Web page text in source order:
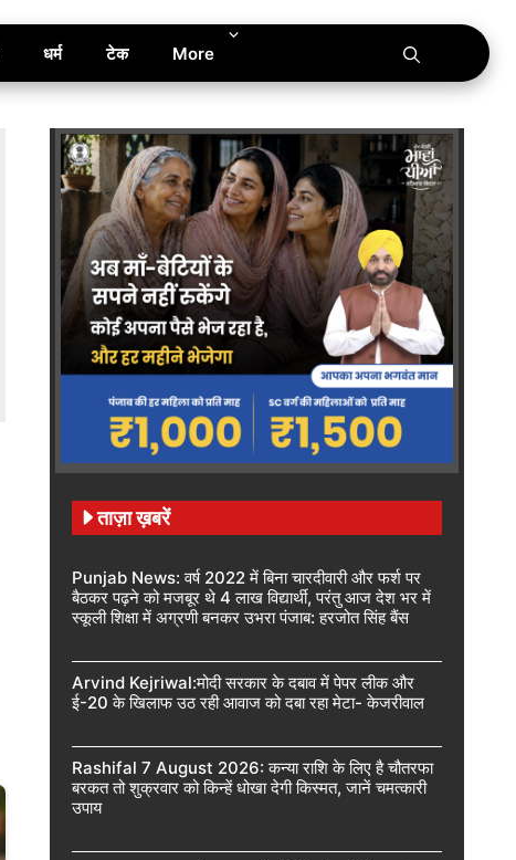
धर्म टेक More
ताज़ा ख़बरें
Punjab News: वर्ष 2022 में बिना चारदीवारी और फर्श पर
बैठकर पढ़ने को मजबूर थे 4 लाख विद्यार्थी, परंतु आज देश भर में
स्कूली शिक्षा में अग्रणी बनकर उभरा पंजाब: हरजोत सिंह बैंस
Arvind Kejriwal:मोदी सरकार के दबाव में पेपर लीक और
ई-20 के खिलाफ उठ रही आवाज को दबा रहा मेटा- केजरीवाल
Rashifal 7 August 2026: कन्या राशि के लिए है चौतरफा
बरकत तो शुक्रवार को किन्हें धोखा देगी किस्मत, जानें चमत्कारी
उपाय